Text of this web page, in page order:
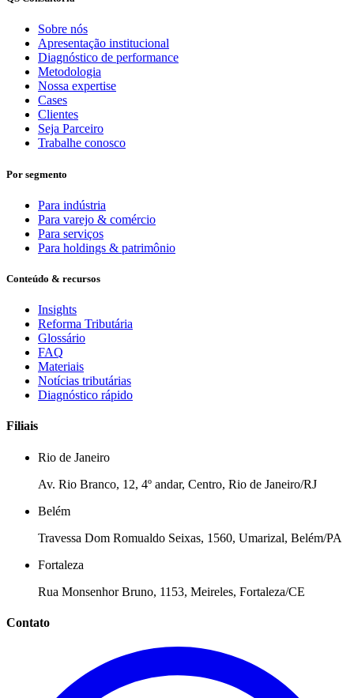
Sobre nós
Apresentação institucional
Diagnóstico de performance
Metodologia
Nossa expertise
Cases
Clientes
Seja Parceiro
Trabalhe conosco
Por segmento
Para indústria
Para varejo & comércio
Para serviços
Para holdings & patrimônio
Conteúdo & recursos
Insights
Reforma Tributária
Glossário
FAQ
Materiais
Notícias tributárias
Diagnóstico rápido
Filiais
Rio de Janeiro
Av. Rio Branco, 12, 4º andar, Centro, Rio de Janeiro/RJ
Belém
Travessa Dom Romualdo Seixas, 1560, Umarizal, Belém/PA
Fortaleza
Rua Monsenhor Bruno, 1153, Meireles, Fortaleza/CE
Contato